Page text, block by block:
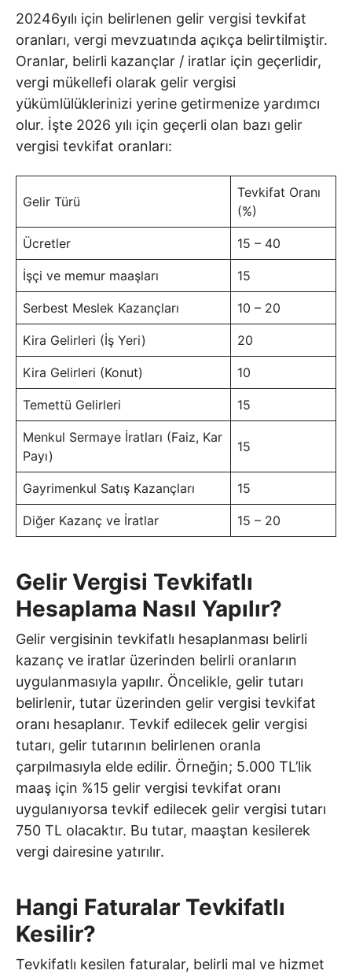
20246yılı için belirlenen gelir vergisi tevkifat
oranları, vergi mevzuatında açıkça belirtilmiştir.
Oranlar, belirli kazançlar / iratlar için geçerlidir,
vergi mükellefi olarak gelir vergisi
yükümlülüklerinizi yerine getirmenize yardımcı
olur. İşte 2026 yılı için geçerli olan bazı gelir
vergisi tevkifat oranları:
Gelir Türü
Tevkifat Oranı
(%)
Ücretler 15 – 40
İşçi ve memur maaşları 15
Serbest Meslek Kazançları 10 – 20
Kira Gelirleri (İş Yeri) 20
Kira Gelirleri (Konut) 10
Temettü Gelirleri 15
Menkul Sermaye İratları (Faiz, Kar
Payı)
15
Gayrimenkul Satış Kazançları 15
Diğer Kazanç ve İratlar 15 – 20
Gelir Vergisi Tevkifatlı
Hesaplama Nasıl Yapılır?
Gelir vergisinin tevkifatlı hesaplanması belirli
kazanç ve iratlar üzerinden belirli oranların
uygulanmasıyla yapılır. Öncelikle, gelir tutarı
belirlenir, tutar üzerinden gelir vergisi tevkifat
oranı hesaplanır. Tevkif edilecek gelir vergisi
tutarı, gelir tutarının belirlenen oranla
çarpılmasıyla elde edilir. Örneğin; 5.000 TL’lik
maaş için %15 gelir vergisi tevkifat oranı
uygulanıyorsa tevkif edilecek gelir vergisi tutarı
750 TL olacaktır. Bu tutar, maaştan kesilerek
vergi dairesine yatırılır.
Hangi Faturalar Tevkifatlı
Kesilir?
Tevkifatlı kesilen faturalar, belirli mal ve hizmet